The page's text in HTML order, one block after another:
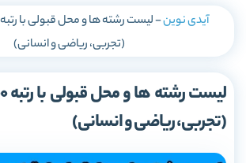
آیدی نوین-
(تجربی، ریاضی و انسانی)
(تجربی، ریاضی و انسانی)